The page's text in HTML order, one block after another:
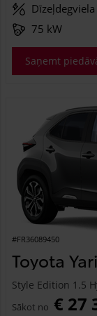
Dīzeļdegviela
75 kW
Saņemt
#FR36089450
Toyota
Style Edition 1.5
Sākot no € 27